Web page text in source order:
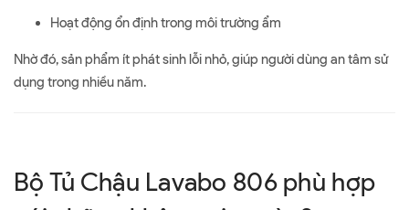
Hoạt động ổn định trong môi trường ẩm
Nhờ đó, sản phẩm ít phát sinh lỗi nhỏ, giúp người dùng an tâm sử
dụng trong nhiều năm.
Bộ Tủ Chậu Lavabo 806 phù hợp